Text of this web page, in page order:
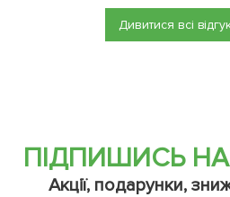
Дивитися всі
ПІДПИШИСЬ
Акції, подарунки,